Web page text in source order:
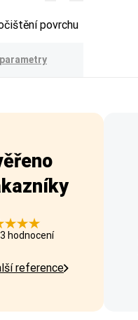
povrchu
hodnocení
reference